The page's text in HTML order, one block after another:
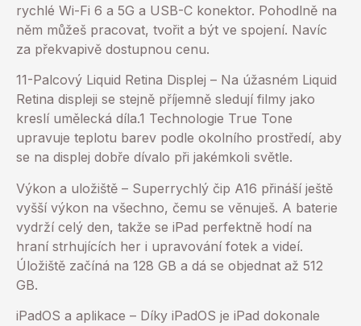
rychlé Wi-Fi 6 a 5G a USB-C konektor. Pohodlně na
něm můžeš pracovat, tvořit a být ve spojení. Navíc
za překvapivě dostupnou cenu.
11-Palcový Liquid Retina Displej – Na úžasném Liquid
Retina displeji se stejně příjemně sledují filmy jako
kreslí umělecká díla.1 Technologie True Tone
upravuje teplotu barev podle okolního prostředí, aby
se na displej dobře dívalo při jakémkoli světle.
Výkon a uložiště – Superrychlý čip A16 přináší ještě
vyšší výkon na všechno, čemu se věnuješ. A baterie
vydrží celý den, takže se iPad perfektně hodí na
hraní strhujících her i upravování fotek a videí.
Úložiště začíná na 128 GB a dá se objednat až 512
GB.
iPadOS a aplikace – Díky iPadOS je iPad dokonale